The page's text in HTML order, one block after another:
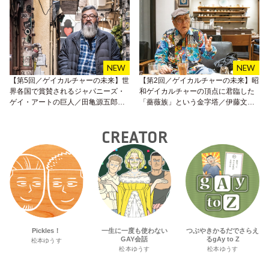
【第5回／ゲイカルチャーの未来】世
界各国で賞賛されるジャパニーズ・
ゲイ・アートの巨人／田亀源五郎イ
【第2回／ゲイカルチャーの未来】昭
和ゲイカルチャーの頂点に君臨した
「薔薇族」という金字塔／伊藤文學
CREATOR
Pickles！
松本ゆうす
一生に一度も使わない
GAY会話
松本ゆうす
つぶやきかるだでさらえ
るgAy to Z
松本ゆうす